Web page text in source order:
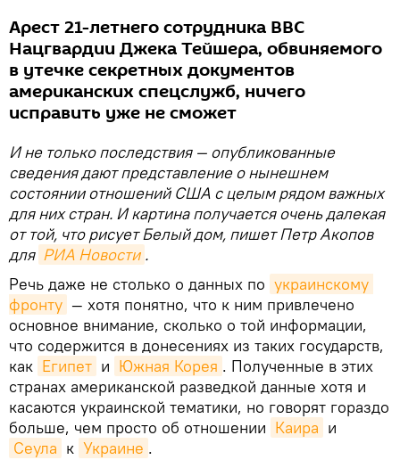
Арест 21-летнего сотрудника ВВС
Нацгвардии Джека Тейшера, обвиняемого
в утечке секретных документов
американских спецслужб, ничего
исправить уже не сможет
И не только последствия — опубликованные
сведения дают представление о нынешнем
состоянии отношений США с целым рядом важных
для них стран. И картина получается очень далекая
от той, что рисует Белый дом, пишет Петр Акопов
для РИА Новости .
Речь даже не столько о данных по украинскому
фронту — хотя понятно, что к ним привлечено
основное внимание, сколько о той информации,
что содержится в донесениях из таких государств,
как Египет и Южная Корея . Полученные в этих
странах американской разведкой данные хотя и
касаются украинской тематики, но говорят гораздо
больше, чем просто об отношении Каира и
Сеула к Украине .